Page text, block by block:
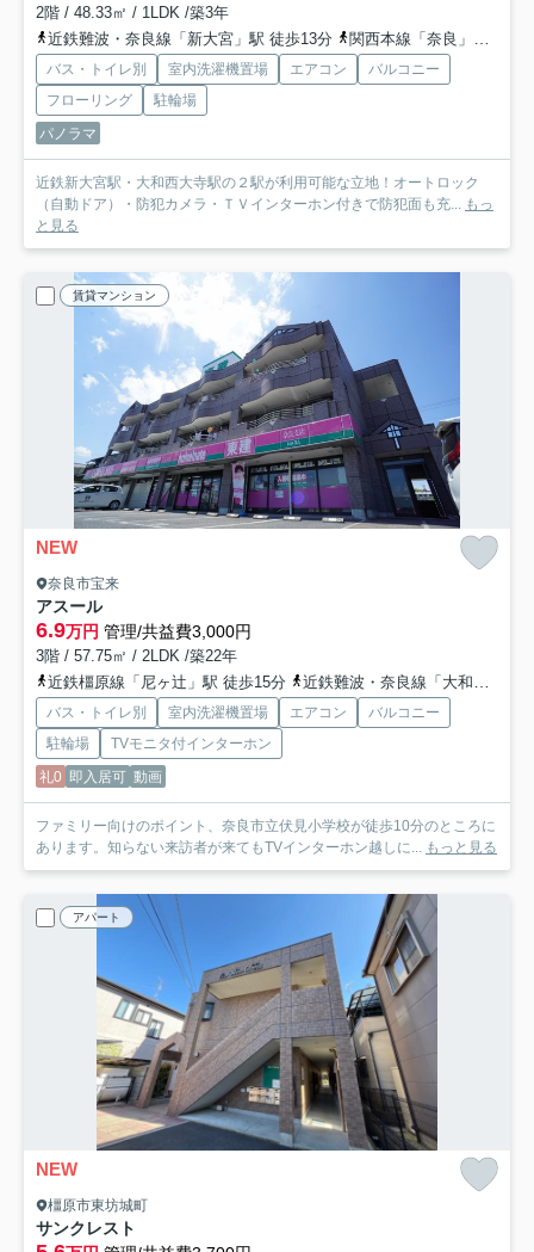
2階 / 48.33㎡ / 1LDK /築3年
近鉄難波・奈良線「新大宮」駅 徒歩13分
関西本線「奈良」駅 徒歩28分
バス・トイレ別 室内洗濯機置場 エアコン
バルコニー
フローリング
駐輪場
パノラマ
近鉄新大宮駅・大和西大寺駅の２駅が利用可能な立地！オートロック
（自動ドア）・防犯カメラ・ＴＶインターホン付きで防犯面も充...
もっ
と見る
賃貸マンション
NEW
奈良市宝来
アスール
6.9万円 管理/共益費3,000円
3階 / 57.75㎡ / 2LDK /築22年
近鉄橿原線「尼ヶ辻」駅 徒歩15分
近鉄難波・奈良線「大和西大寺」駅 徒歩25分
バス・トイレ別 室内洗濯機置場 エアコン
バルコニー
駐輪場
TVモニタ付インターホン
礼0 即入居可 動画
ファミリー向けのポイント、奈良市立伏見小学校が徒歩10分のところに
あります。知らない来訪者が来てもTVインターホン越しに...
もっと見る
アパート
NEW
橿原市東坊城町
サンクレスト